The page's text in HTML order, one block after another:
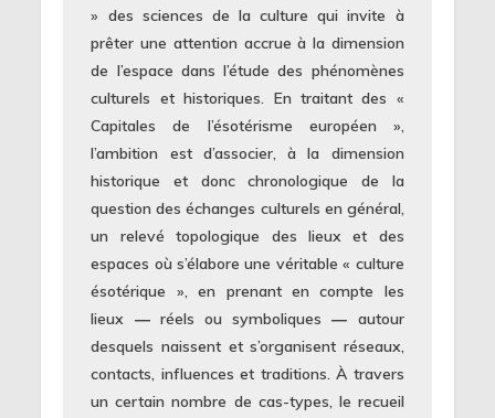
» des sciences de la culture qui invite à
prêter une attention accrue à la dimension
de l’espace dans l’étude des phénomènes
culturels et historiques. En traitant des «
Capitales de l’ésotérisme européen »,
l’ambition est d’associer, à la dimension
historique et donc chronologique de la
question des échanges culturels en général,
un relevé topologique des lieux et des
espaces où s’élabore une véritable « culture
ésotérique », en prenant en compte les
lieux ― réels ou symboliques ― autour
desquels naissent et s’organisent réseaux,
contacts, influences et traditions. À travers
un certain nombre de cas-types, le recueil